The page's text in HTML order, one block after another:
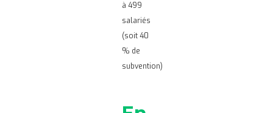
à 499
salariés
(soit 40
% de
subvention)